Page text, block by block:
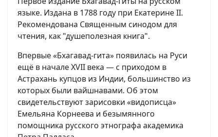
языке. Издана в 1788 году при Екатерине II.
Рекомендована Священным синодом для
чтения, как "душеполезная книга".
Впервые «Бхагавад-гита» появилась на Руси
ещё в начале XVII века — с приходом в
Астрахань купцов из Индии, большинство из
которых были вайшнавами. Об этом
свидетельствуют зарисовки «видописца»
Емельяна Корнеева и безымянного
помощника русского этнографа академика